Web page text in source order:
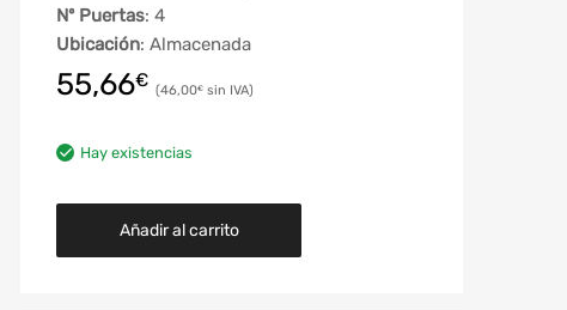
Nº Puertas: 4
Ubicación: Almacenada
55,66€ 46,00€
Hay existencias
Añadir al carrito